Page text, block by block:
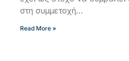
στη συμμετοχή…
Read More »